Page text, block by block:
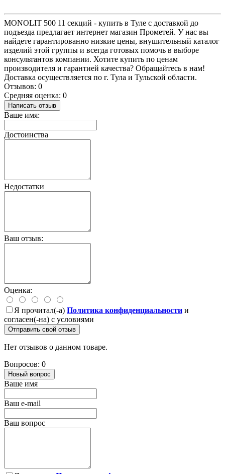
MONOLIT 500 11 секций - купить в Туле с доставкой до
подъезда предлагает интернет магазин Прометей. У нас вы
найдете гарантированно низкие цены, внушительный каталог
изделий этой группы и всегда готовых помочь в выборе
консультантов компании. Хотите купить по ценам
производителя и гарантией качества? Обращайтесь в нам!
Доставка осуществляется по г. Тула и Тульской области.
Отзывов: 0
Средняя оценка: 0
Написать отзыв
Ваше имя:
Достоинства
Недостатки
Ваш отзыв:
Оценка:
Я прочитал(-а) Политика конфиденциальности и
согласен(-на) с условиями
Отправить свой отзыв
Нет отзывов о данном товаре.
Вопросов: 0
Новый вопрос
Ваше имя
Ваш e-mail
Ваш вопрос